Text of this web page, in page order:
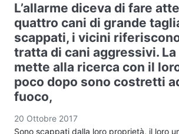
L’allarme diceva di fare
quattro cani di grande
scappati, i vicini
tratta di cani aggressivi.
mette alla ricerca con il
poco dopo sono costretti
fuoco,
20 Ottobre 2017
Sono scappati dalla loro proprietà, il loro